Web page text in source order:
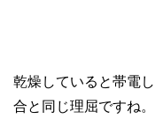
乾燥していると帯電
合と同じ理屈ですね。